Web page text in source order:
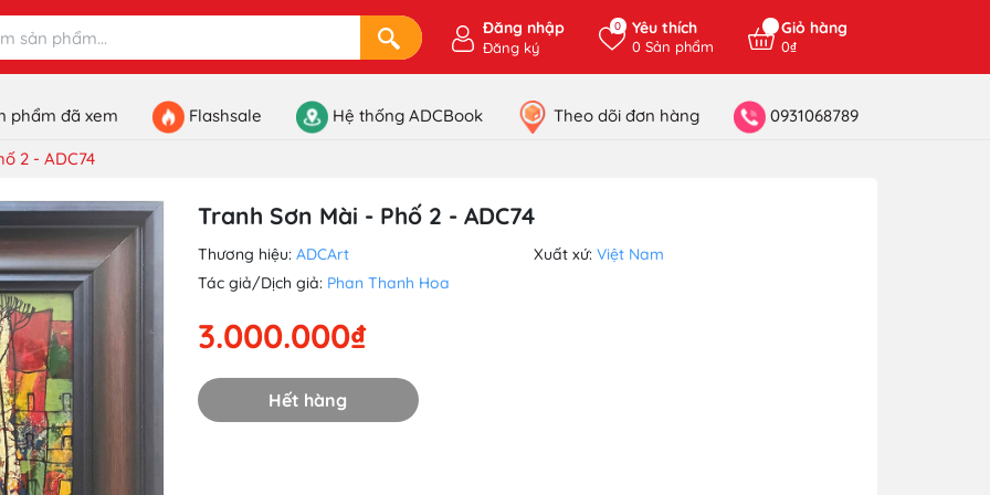
Đăng nhập
Đăng ký
0 Yêu thích
0Sản phẩm
Giỏ hàng
0₫
phẩm đã xem Flashsale Hệ thống ADCBook Theo dõi đơn hàng 0931068789
2 - ADC74
Tranh Sơn Mài - Phố 2 - ADC74
Thương hiệu: ADCArt Xuất xứ: Việt Nam
Tác giả/Dịch giả: Phan Thanh Hoa
3.000.000₫
Hết hàng